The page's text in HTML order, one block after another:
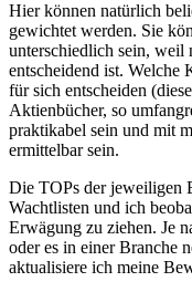
Hier können natürlich
gewichtet werden. Sie
unterschiedlich sein, weil
entscheidend ist. Welche
für sich entscheiden
Aktienbücher, so
praktikabel sein und mit
ermittelbar sein.
Die TOPs der jeweiligen
Wachtlisten und ich
Erwägung zu ziehen. Je
oder es in einer Branche
aktualisiere ich meine